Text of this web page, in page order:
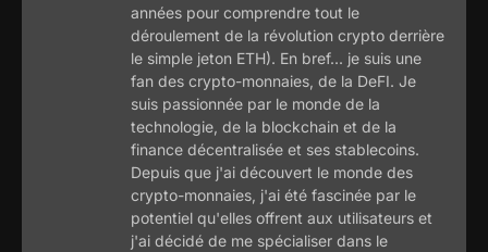
années pour comprendre tout le
déroulement de la révolution crypto derrière
le simple jeton ETH). En bref... je suis une
fan des crypto-monnaies, de la DeFI. Je
suis passionnée par le monde de la
technologie, de la blockchain et de la
finance décentralisée et ses stablecoins.
Depuis que j'ai découvert le monde des
crypto-monnaies, j'ai été fascinée par le
potentiel qu'elles offrent aux utilisateurs et
j'ai décidé de me spécialiser dans le